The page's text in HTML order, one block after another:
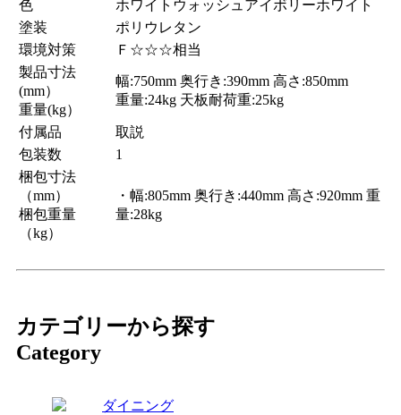
色
ホワイトウォッシュアイボリーホワイト
塗装
ポリウレタン
環境対策
Ｆ☆☆☆相当
製品寸法
(mm）
重量(kg）
幅:750mm 奥行き:390mm 高さ:850mm
重量:24kg 天板耐荷重:25kg
付属品
取説
包装数
1
梱包寸法
（mm）
梱包重量
（kg）
・幅:805mm 奥行き:440mm 高さ:920mm 重
量:28kg
カテゴリーから探す
Category
ダイニング